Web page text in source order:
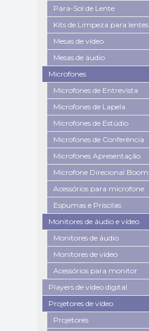
Pára-Sol de Lente
Kits de Limpeza para lentes
Mesas de vídeo
Mesas de áudio
Microfones
Microfones de Entrevista
Microfones de Lapela
Microfones de Estúdio
Microfones de Conferência
Microfones Apresentação
Microfone Direcional Boom
Acessórios para microfone
Espumas e Priscilas
Monitores de áudio e vídeo
Monitores de áudio
Monitores de vídeo
Acessórios para monitor
Players de vídeo digital
Projetores de vídeo
Projetores